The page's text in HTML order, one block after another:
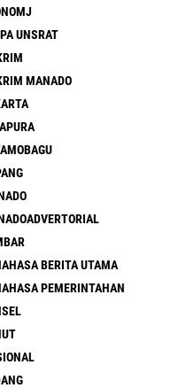
UNSRAT
MANADO
BERITA UTAMA
PEMERINTAHAN